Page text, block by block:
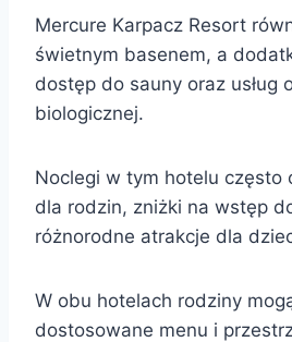
Mercure Karpacz Resort
świetnym basenem, a
dostęp do sauny oraz usług
biologicznej.
Noclegi w tym hotelu często
dla rodzin, zniżki na wstęp
różnorodne atrakcje dla
W obu hotelach rodziny
dostosowane menu i